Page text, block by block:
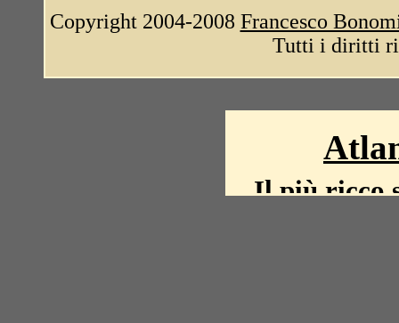
Copyright 2004-2008 Francesco
Tutti i diritti
Il più ricco